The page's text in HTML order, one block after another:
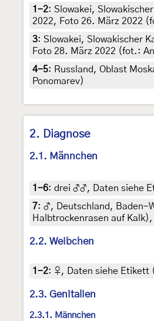
1-2: Slowakei,
2022, Foto 26. März 2022
3: Slowakei, Slowakischer
Foto 28. März 2022 (fot.:
4-5: Russland, Oblast
Ponomarev)
2. Diagnose
2.1. Männchen
1-6: drei ♂♂, Daten siehe
7: ♂, Deutschland, Baden-
Halbtrockenrasen auf
2.2. Weibchen
1-2: ♀, Daten siehe Etikett
2.3. Genitalien
2.3.1. Männchen